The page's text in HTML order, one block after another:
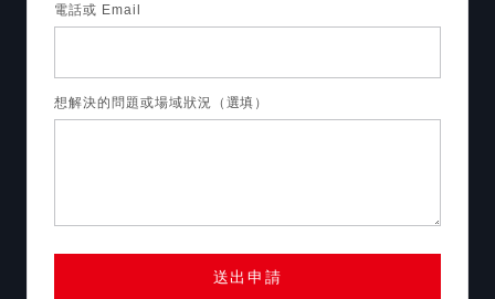
電話或 Email
想解決的問題或場域狀況（選填）
送出申請